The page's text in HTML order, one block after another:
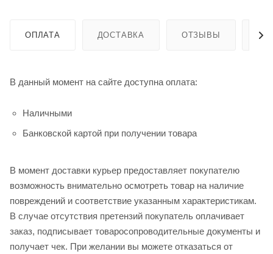
ОПЛАТА ДОСТАВКА ОТЗЫВЫ
В данный момент на сайте доступна оплата:
Наличными
Банковской картой при получении товара
В момент доставки курьер предоставляет покупателю
возможность внимательно осмотреть товар на наличие
повреждений и соответствие указанным характеристикам.
В случае отсутствия претензий покупатель оплачивает
заказ, подписывает товаросопроводительные документы и
получает чек. При желании вы можете отказаться от